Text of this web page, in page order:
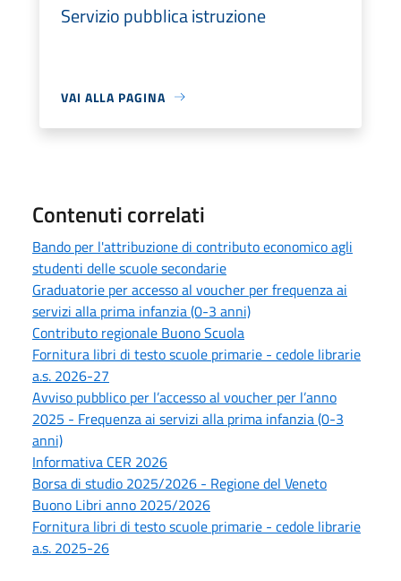
Servizio pubblica istruzione
VAI ALLA PAGINA
Contenuti correlati
Bando per l'attribuzione di contributo economico agli
studenti delle scuole secondarie
Graduatorie per accesso al voucher per frequenza ai
servizi alla prima infanzia (0-3 anni)
Contributo regionale Buono Scuola
Fornitura libri di testo scuole primarie - cedole librarie
a.s. 2026-27
Avviso pubblico per l’accesso al voucher per l’anno
2025 - Frequenza ai servizi alla prima infanzia (0-3
anni)
Informativa CER 2026
Borsa di studio 2025/2026 - Regione del Veneto
Buono Libri anno 2025/2026
Fornitura libri di testo scuole primarie - cedole librarie
a.s. 2025-26